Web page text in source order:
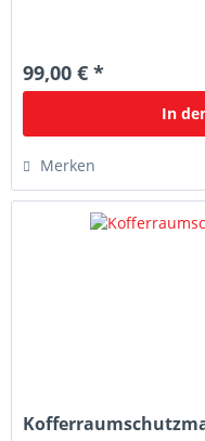
99,00 € *
In
Merken